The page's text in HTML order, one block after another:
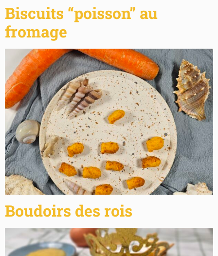
Biscuits “poisson” au
fromage
Boudoirs des rois